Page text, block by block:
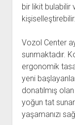
bir likit bulabilir
kişiselleştirebilir.
Vozol Center
sunmaktadır.
ergonomik
yeni
donatılmış
yoğun tat
yaşamanızı